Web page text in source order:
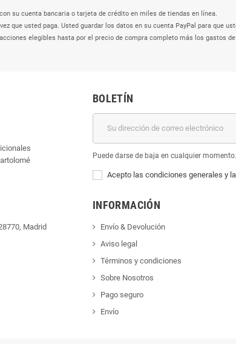
su cuenta bancaria o tarjeta de crédito en miles de tiendas en línea.
que usted paga. Usted guardar los datos en su cuenta PayPal para que
elegibles hasta por el precio de compra completo más los gastos
Madrid
BOLETÍN
Puede darse de baja en cualquier
Acepto las condiciones generales y
INFORMACIÓN
Envío & Devolución
Aviso legal
Términos y condiciones
Sobre Nosotros
Pago seguro
Envío